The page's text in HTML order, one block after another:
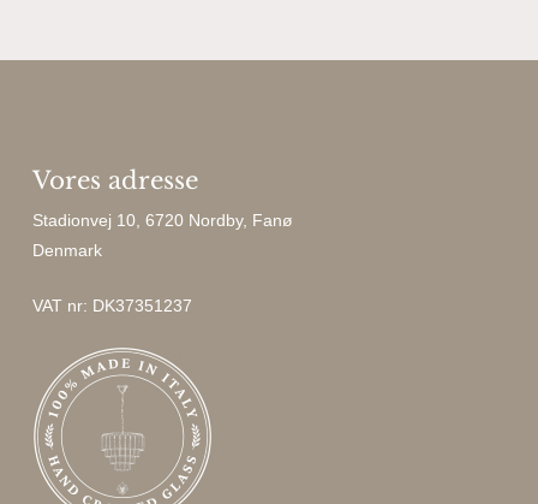
Vores adresse
Stadionvej 10, 6720 Nordby, Fanø
Denmark
VAT nr: DK37351237